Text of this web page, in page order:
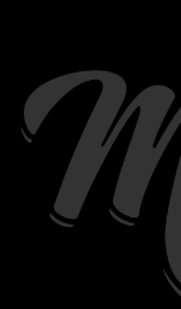
contenu